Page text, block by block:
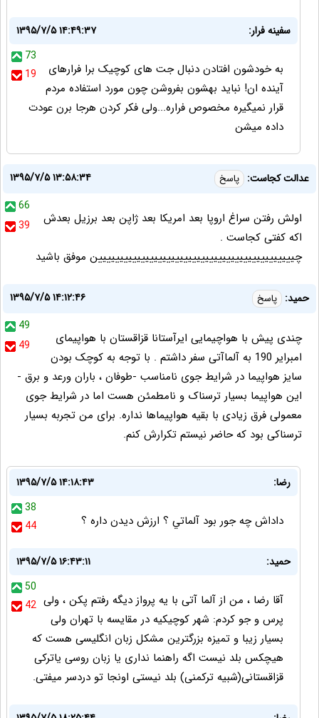
سفینه فرار:
۱۳۹۵/۷/۵ ۱۴:۴۹:۳۷
73
19
به خودشون افتادن دنبال جت های کوچیک برا فرارهای
آینده ان! نباید بهشون بفروشن چون مورد استفاده مردم
قرار نمیگیره مخصوص فراره...ولی فکر کردن هرجا برن عودت
داده میشن
عدالت کجاست: پاسخ
۱۳۹۵/۷/۵ ۱۳:۵۸:۳۴
66
39
اولش رفتن سراغ اروپا بعد امریکا بعد ژاپن بعد برزیل بعدش
اکه کفتی کجاست .
چیییییییییییییییییییییییییییییییییییییییییییییین موفق باشید
حمید: پاسخ
۱۳۹۵/۷/۵ ۱۴:۱۲:۴۶
49
49
چندی پیش با هواچیمایی ایرآستانا قزاقستان با هواپیمای
امبرایر 190 به آلماآتی سفر داشتم . با توجه به کوچک بودن
سایز هواپیما در شرایط جوی نامناسب -طوفان ، باران ورعد و برق -
این هواپیما بسیار ترسناک و نامطمئن هست اما در شرایط جوی
معمولی فرق زیادی با بقیه هواپیماها نداره. برای من تجربه بسیار
ترسناکی بود که حاضر نیستم تکرارش کنم.
رضا:
۱۳۹۵/۷/۵ ۱۴:۱۸:۴۳
38
44
داداش چه جور بود آلماتي ؟ ارزش ديدن داره ؟
حمید:
۱۳۹۵/۷/۵ ۱۶:۴۳:۱۱
50
42 آقا رضا ، من از آلما آتی با یه پرواز دیگه رفتم پکن ، ولی
پرس و جو کردم: شهر کوچیکیه در مقایسه با تهران ولی
بسیار زیبا و تمیزه بزرگترین مشکل زبان انگلیسی هست که
هیچکس بلد نیست اگه راهنما نداری یا زبان روسی یاترکی
قزاقستانی(شبیه ترکمنی) بلد نیستی اونجا تو دردسر میفتی.